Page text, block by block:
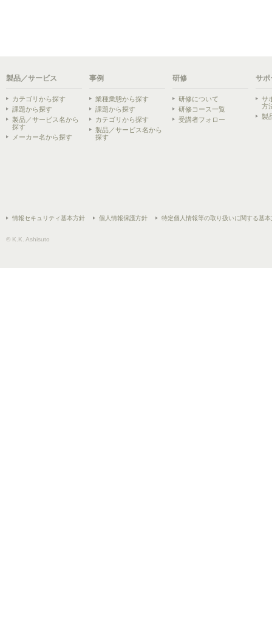
製品／サービス
カテゴリから探す
課題から探す
製品／サービス名から
探す
メーカー名から探す
事例
業種業態から探す
課題から探す
カテゴリから探す
製品／サービス名から
探す
研修
研修について
研修コース一覧
受講者フォロー
サポ
サ
方
製
情報セキュリティ基本方針 個人情報保護方針 特定個人情報等の取り扱いに関する基本
© K.K. Ashisuto